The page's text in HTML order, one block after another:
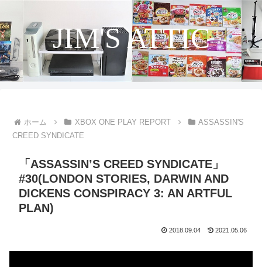
JIM'S ATTIC
ホーム XBOX ONE PLAY REPORT
ASSASSIN'S
CREED SYNDICATE
「ASSASSIN’S CREED SYNDICATE」
#30(LONDON STORIES, DARWIN AND
DICKENS CONSPIRACY 3: AN ARTFUL
PLAN)
2018.09.04 2021.05.06